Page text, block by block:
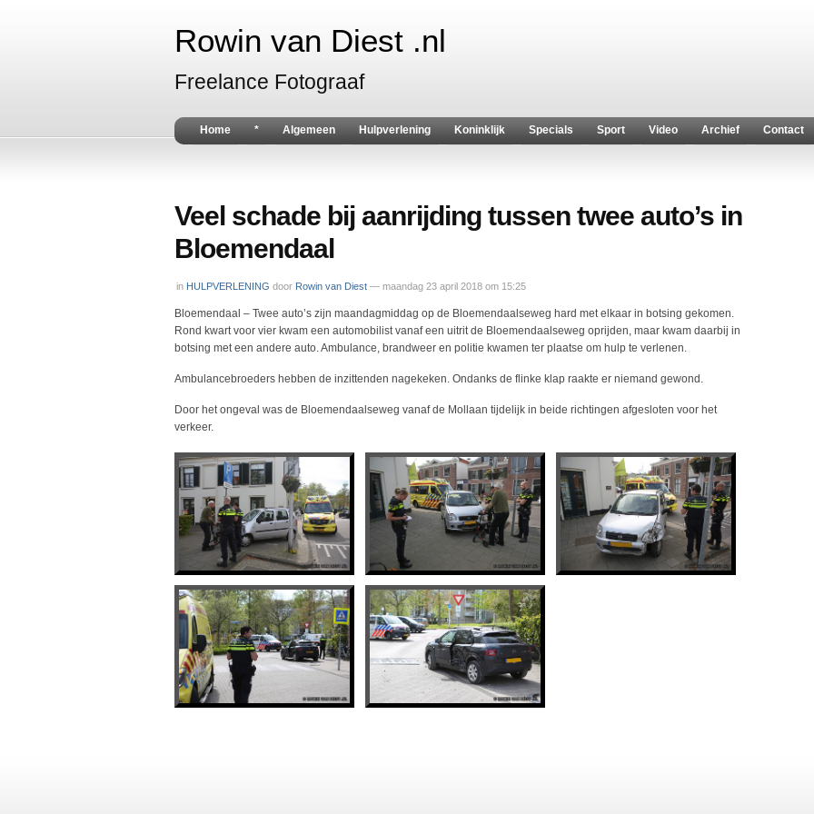
Rowin van Diest .nl
Freelance Fotograaf
Home * Algemeen Hulpverlening Koninklijk Specials Sport Video Archief Contact
Veel schade bij aanrijding tussen twee auto’s in
Bloemendaal
in HULPVERLENING door Rowin van Diest — maandag 23 april 2018 om 15:25
Bloemendaal – Twee auto’s zijn maandagmiddag op de Bloemendaalseweg hard met elkaar in botsing gekomen.
Rond kwart voor vier kwam een automobilist vanaf een uitrit de Bloemendaalseweg oprijden, maar kwam daarbij in
botsing met een andere auto. Ambulance, brandweer en politie kwamen ter plaatse om hulp te verlenen.
Ambulancebroeders hebben de inzittenden nagekeken. Ondanks de flinke klap raakte er niemand gewond.
Door het ongeval was de Bloemendaalseweg vanaf de Mollaan tijdelijk in beide richtingen afgesloten voor het
verkeer.